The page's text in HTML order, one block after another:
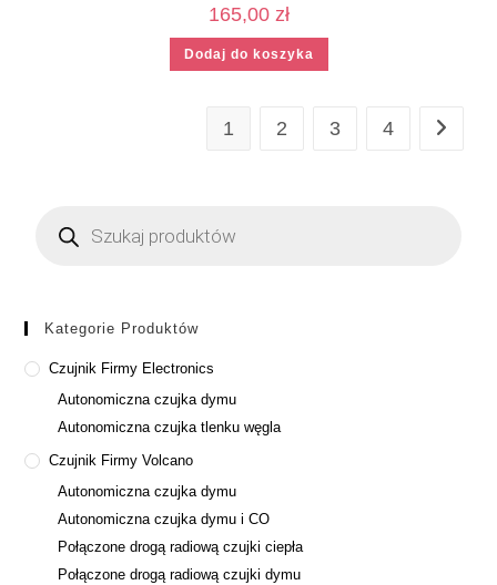
165,00 zł
Dodaj do koszyka
1 2 3 4
Kategorie Produktów
Czujnik Firmy Electronics
Autonomiczna czujka dymu
Autonomiczna czujka tlenku węgla
Czujnik Firmy Volcano
Autonomiczna czujka dymu
Autonomiczna czujka dymu i CO
Połączone drogą radiową czujki ciepła
Połączone drogą radiową czujki dymu